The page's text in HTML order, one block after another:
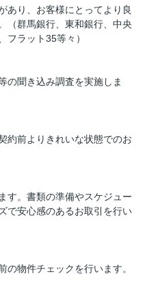
あり、お客様にとってより良
（群馬銀行、東和銀行、中央
フラット35等々）
の聞き込み調査を実施しま
約前よりきれいな状態でのお
す。書類の準備やスケジュー
で安心感のあるお取引を行い
の物件チェックを行います。